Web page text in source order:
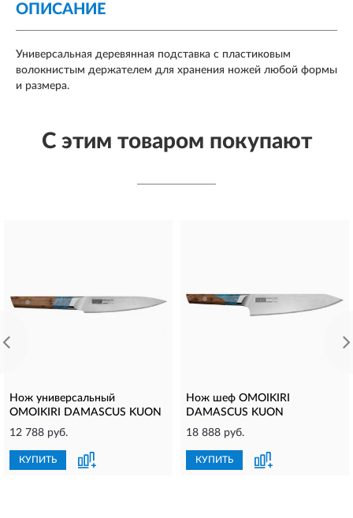
ОПИСАНИЕ
Универсальная деревянная подставка с пластиковым
волокнистым держателем для хранения ножей любой формы
и размера.
С этим товаром покупают
Нож универсальный
OMOIKIRI DAMASCUS KUON
12 788 руб.
КУПИТЬ
Нож шеф OMOIKIRI
DAMASCUS KUON
18 888 руб.
КУПИТЬ